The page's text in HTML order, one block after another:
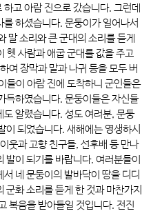
고 아람 진으로 갔습니다. 그런데
하셨습니다. 문둥이가 일어나서
말 소리와 큰 군대의 소리를 듣게
헷 사람과 애굽 군대를 값을 주고
여 장막과 말과 나귀 등을 모두 버
들이 아람 진에 도착하니 군인들은
득하였습니다. 문둥이들은 자신들
알렸습니다. 성도 여러분, 문둥
이 되었습니다. 새해에는 영생하시
웃과 고향 친구들, 선후배 등 만나
이 되기를 바랍니다. 여러분들이
네 문둥이의 발바닥이 땅을 디디
화 소리를 듣게 한 것과 마찬가지
복음을 받아들일 것입니다. 전진